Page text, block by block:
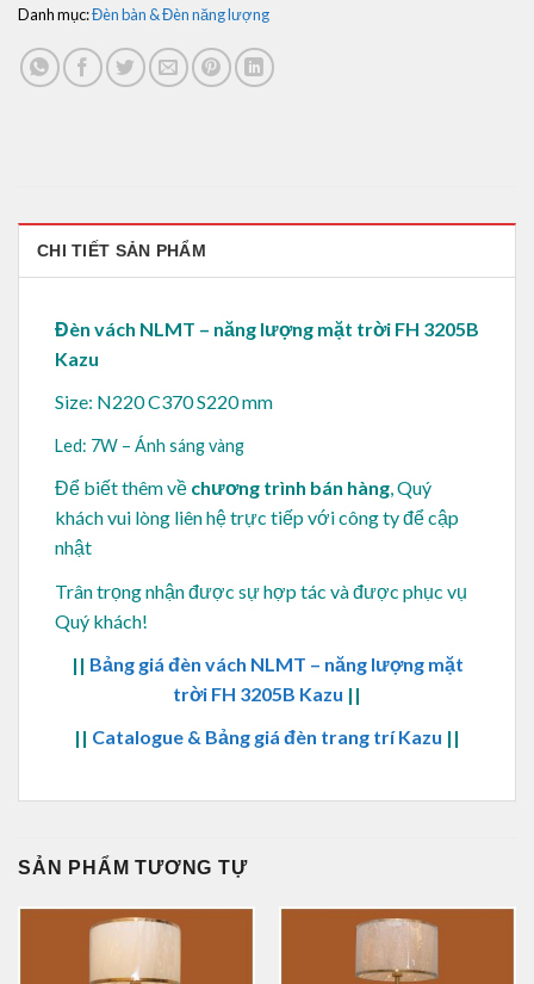
Danh mục:Đèn bàn & Đèn năng lượng
CHI TIẾT SẢN PHẨM
Đèn vách NLMT – năng lượng mặt trời FH 3205B
Kazu
Size: N220 C370 S220 mm
Led: 7W – Ánh sáng vàng
Để biết thêm về chương trình bán hàng, Quý
khách vui lòng liên hệ trực tiếp với công ty để cập
nhật
Trân trọng nhận được sự hợp tác và được phục vụ
Quý khách!
|| Bảng giá đèn vách NLMT – năng lượng mặt
trời FH 3205B Kazu ||
|| Catalogue & Bảng giá đèn trang trí Kazu ||
SẢN PHẨM TƯƠNG TỰ